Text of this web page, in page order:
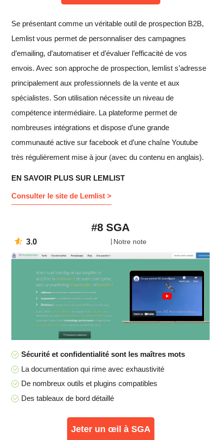
Se présentant comme un véritable outil de prospection B2B,
Lemlist vous permet de personnaliser des campagnes
d’emailing, d’automatiser et d’évaluer l’efficacité de vos
envois. Avec son approche de prospection, lemlist s’adresse
principalement aux professionnels de la vente et aux
spécialistes. Son utilisation nécessite un niveau de
compétence intermédiaire. La plateforme permet de
nombreuses intégrations et dispose d’une grande
communauté active sur facebook et d’une chaîne Youtube
très régulièrement mise à jour (avec du contenu en anglais).
EN SAVOIR PLUS SUR LEMLIST
Consulter le site de Lemlist >
#8 SGA
3.0 Notre note
Sécurité et confidentialité sont les maîtres mots
La documentation qui rime avec exhaustivité
De nombreux outils et plugins compatibles
Des tableaux de bord détaillé
Jeter un œil à SGA